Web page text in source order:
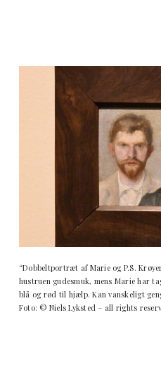
“Dobbeltportræt af Marie og P.S.
hustruen gudesmuk, mens Marie har
blå og rød til hjælp. Kan vanskeligt
Foto: © Niels Lyksted – all rights